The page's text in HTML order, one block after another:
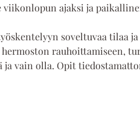
viikonlopun ajaksi ja
soveltuvaa tilaa
rauhoittamiseen,
vain olla. Opit